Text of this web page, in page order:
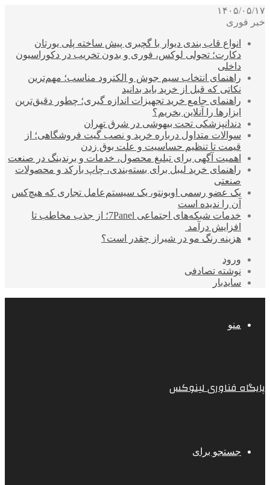
۱۴۰۵/۰۵/۱۷
خبر فوری
انواع قاب بندی دیوار با گچبری پیش ساخته پلی یورتان
دکارت؛ تحولی لوکس، فوری و بدون تخریب در دکوراسیون
داخلی
راهنمای انتخاب سیم جوش و الکترود مناسب؛ مهم‌ترین
نکاتی که قبل از خرید باید بدانید
راهنمای جامع خرید تجهیزات اندازه گیری؛ چطور دقیق‌ترین
ابزارها را آنلاین بخریم؟
دندانپزشکی تحت بیهوشی در شرق تهران
سوالات متداول درباره خرید و نصب گیت فروشگاهی؛ از
قیمت تا تنظیم حساسیت و علت بوق زدن
اهمیت آگهی برای تبلیغ محصول، خدمات و برندینگ در صنعت
راهنمای خرید لیبل برای بسته‌بندی، چاپ بارکد و محصولات
صنعتی
یک عضو رسمی اوبونتو، یک سیستم‌عامل تجاری که هیچ‌کس
آن را ندیده است
خدمات شبکه‌های اجتماعی 7Panel؛ از جذب مخاطب تا
افزایش درآمد
هزینه رنگ مو در شیراز چقدر است؟
ورود
نوشته تصادفی
سایدبار
منو
پایگاه فناوری لینوکس
جستجو برای